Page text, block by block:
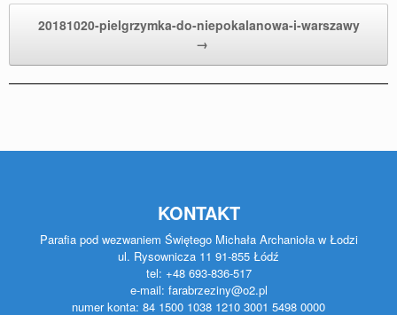
20181020-pielgrzymka-do-niepokalanowa-i-warszawy
→
KONTAKT
Parafia pod wezwaniem Świętego Michała Archanioła w Łodzi
ul. Rysownicza 11 91-855 Łódź
tel: +48 693-836-517
e-mail: farabrzeziny@o2.pl
numer konta: 84 1500 1038 1210 3001 5498 0000